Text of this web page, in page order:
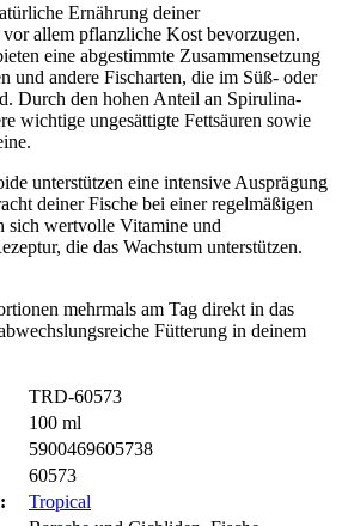
Ernährung deiner
allem pflanzliche Kost bevorzugen.
eine abgestimmte Zusammensetzung
und andere Fischarten, die im Süß- oder
Durch den hohen Anteil an Spirulina-
wichtige ungesättigte Fettsäuren sowie
unterstützen eine intensive Ausprägung
deiner Fische bei einer regelmäßigen
sich wertvolle Vitamine und
die das Wachstum unterstützen.
mehrmals am Tag direkt in das
Fütterung in deinem
TRD-60573
100 ml
5900469605738
60573
Tropical